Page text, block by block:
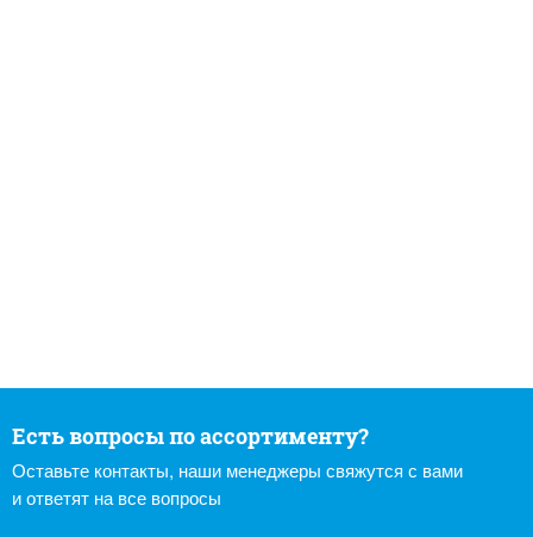
Есть вопросы по ассортименту?
Оставьте контакты, наши менеджеры свяжутся с вами
и ответят на все вопросы